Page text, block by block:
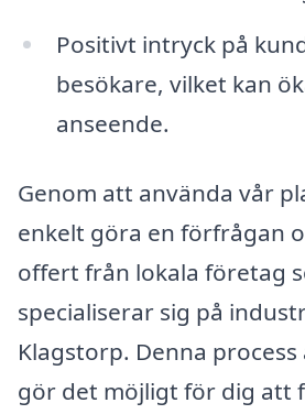
Positivt intryck på
besökare, vilket kan
anseende.
Genom att använda vår
enkelt göra en förfrågan
offert från lokala företag
specialiserar sig på
Klagstorp. Denna
gör det möjligt för dig att